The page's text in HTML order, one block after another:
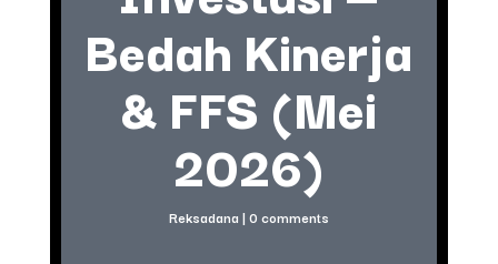
Bedah Kinerja
& FFS (Mei
2026)
Reksadana | 0 comments